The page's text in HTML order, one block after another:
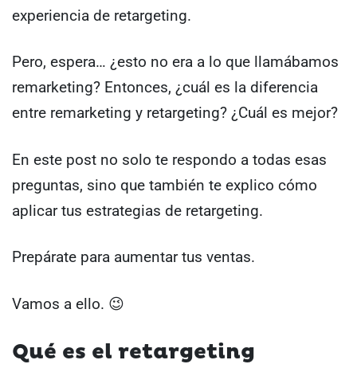
experiencia de retargeting.
Pero, espera… ¿esto no era a lo que llamábamos
remarketing? Entonces, ¿cuál es la diferencia
entre remarketing y retargeting? ¿Cuál es mejor?
En este post no solo te respondo a todas esas
preguntas, sino que también te explico cómo
aplicar tus estrategias de retargeting.
Prepárate para aumentar tus ventas.
Vamos a ello. 😉
Qué es el retargeting